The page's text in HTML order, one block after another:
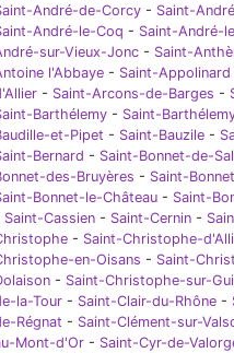
André-de-Corcy - Saint-
André-le-Coq - Saint-André-
sur-Vieux-Jonc - Saint-
l'Abbaye - Saint-Appolinard
- Saint-Arcons-de-Barges -
Barthélemy - Saint-
et-Pipet - Saint-Bauzile -
Bernard - Saint-Bonnet-de-
des-Bruyères - Saint-
Bonnet-le-Château - Saint-
Saint-Cassien - Saint-Cernin -
- Saint-Christophe-
en-Oisans - Saint-
- Saint-Christophe-sur-
la-Tour - Saint-Clair-du-Rhône -
Régnat - Saint-Clément-sur-
Mont-d'Or - Saint-Cyr-de-